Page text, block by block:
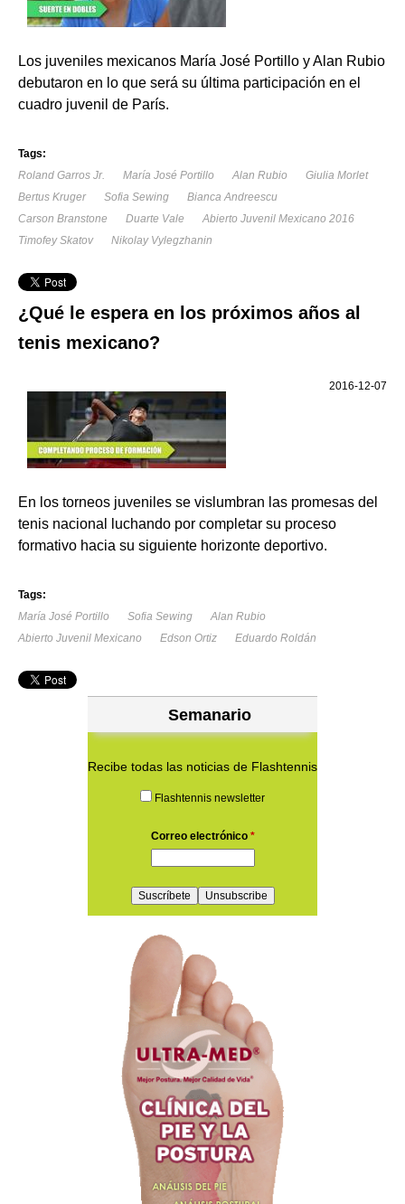
Los juveniles mexicanos María José Portillo y Alan Rubio
debutaron en lo que será su última participación en el
cuadro juvenil de París.
Tags:
Roland Garros Jr.
María José Portillo Alan Rubio
Giulia Morlet
Bertus Kruger
Sofia Sewing
Bianca Andreescu
Carson Branstone
Duarte Vale
Abierto Juvenil Mexicano 2016
Timofey Skatov
Nikolay Vylegzhanin
¿Qué le espera en los próximos años al
tenis mexicano?
2016-12-07
En los torneos juveniles se vislumbran las promesas del
tenis nacional luchando por completar su proceso
formativo hacia su siguiente horizonte deportivo.
Tags:
María José Portillo
Sofia Sewing
Alan Rubio
Abierto Juvenil Mexicano
Edson Ortiz Eduardo Roldán
Semanario
Recibe todas las noticias de Flashtennis
Flashtennis newsletter
Correo electrónico *